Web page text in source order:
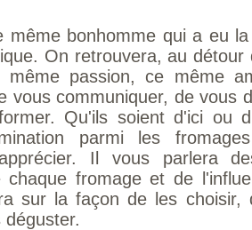
même bonhomme qui a eu
On retrouvera, au détour
même passion, ce même
vous communiquer, de vous
Qu'ils soient d'ici ou
parmi les
Il vous parlera
chaque fromage et de
sur la façon de les choisir,